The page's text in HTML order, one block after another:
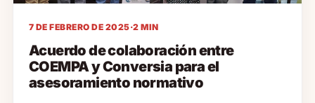
7 DE FEBRERO DE 2025·2 MIN
Acuerdo de colaboración entre
COEMPA y Conversia para el
asesoramiento normativo